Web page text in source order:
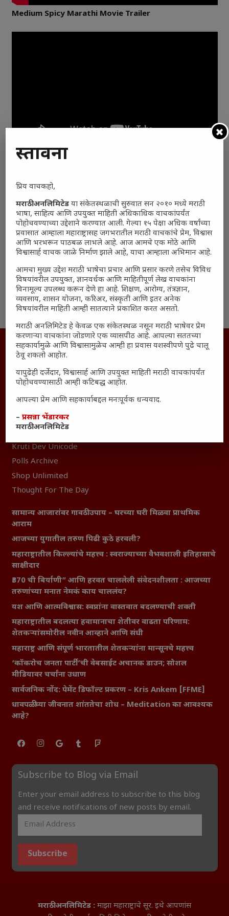
Medium Spicy Marathi Movie Trailer
Yere Yere Pausa Marathi Movie Trailer
BHAU Official Teaser | Marathi Movie | 2020
अधिकार आणि वापर
जाहिरात
माहिती
विशेष
संग्रह
English To Marathi
English To Hindi
Kruti Dev Unicode
Polls Archive
Shop Unlimited
Thought For The Day
सामान्य आजारांवर गावठी उपाय – घरच्या घरी मिळवा प्राथमिक
आराम
आजच्या युगातील तरुण पिढी कुठे हरवली?
महाराष्ट्रातील किल्ल्यांचे महत्त्व : स्वराज्याच्या वैभवशाली इतिहासाचे
साक्षीदार
₹370 ची बिर्याणी” आणि हरवत चाललेली संवेदनशीलता : आजच्या
तरुणांच्या मनात नेमकं काय चाललंय?
यश आणि आत्मविश्वास: स्वप्नांना वास्तवात बदलण्याची शक्ती
महाराष्ट्रातील बदलत्या हवामानाचा शेतीवर वाढता परिणाम:
शेतकऱ्यांसमोरील नवीन आव्हाने आणि संधी
महाराष्ट्र आणि संपूर्ण भारतातील शेतकऱ्यांना मान्सूनचे महत्त्व
‘कॉकरोच जनता पार्टी’ची वेबसाईट अचानक डाउन; सोशल
मीडियावर चर्चांना उधाण
सार्वजनिक नोंद: पेमेंट डिफॉल्ट प्रकरण – Kris Ankem [FFME]
धावपळीच्या जीवनात शांततेचा शोध – Meditation का आवश्यक
आहे?
Subscribe to Blog via Email
Enter your email address to subscribe to this blog
and receive notifications of new posts by email.
Subscribe
मराठी अनलिमिटेड : माझा महाराष्ट्राचे सूर. इथे आपणांस
प्रस्तावना
प्रिय वाचकहो,
मराठी अनलिमिटेड या संकेतस्थळाची सुरुवात सन २०१० मध्ये मराठी
भाषा, साहित्य आणि उपयुक्त माहिती अधिकाधिक वाचकांपर्यंत
पोहोचवण्याच्या उद्देशाने करण्यात आली. गेल्या १५ पेक्षा अधिक वर्षांच्या
प्रवासात आम्हाला महाराष्ट्रासह जगभरातील मराठी वाचकांचे प्रेम, विश्वास
आणि भरभरून पाठबळ लाभले आहे. आज आमचे एक मोठे आणि
विश्वासार्ह वाचक जाळे निर्माण झाले आहे, याचा आम्हाला अभिमान आहे.
आमचा मुख्य उद्देश मराठी भाषेचा प्रचार आणि प्रसार करणे तसेच विविध
विषयांवरील उपयुक्त, ज्ञानवर्धक आणि माहितीपूर्ण लेख वाचकांना
विनामूल्य उपलब्ध करून देणे हा आहे. शिक्षण, आरोग्य, तंत्रज्ञान,
व्यवसाय, शासन योजना, करिअर, संस्कृती आणि इतर अनेक
विषयांवरील माहिती आम्ही सातत्याने प्रकाशित करत असतो.
मराठी अनलिमिटेड हे केवळ एक संकेतस्थळ नसून मराठी भाषेवर प्रेम
करणाऱ्या वाचकांना जोडणारे एक व्यासपीठ आहे. आपल्या सततच्या
सहकार्यामुळे आणि विश्वासामुळेच आम्ही हा प्रवास यशस्वीपणे पुढे चालू
ठेवू शकलो आहोत.
यापुढेही दर्जेदार, विश्वासार्ह आणि उपयुक्त माहिती मराठी वाचकांपर्यंत
पोहोचवण्यासाठी आम्ही कटिबद्ध आहोत.
आपल्या प्रेम आणि सहकार्याबद्दल मनःपूर्वक धन्यवाद.
–प्रसन्ना भेंडारकर
मराठी अनलिमिटेड